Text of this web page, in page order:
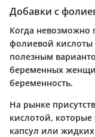
Добавки с
Когда невозможно
фолиевой кислоты
полезным
беременных
беременность.
На рынке
кислотой, которые
капсул или